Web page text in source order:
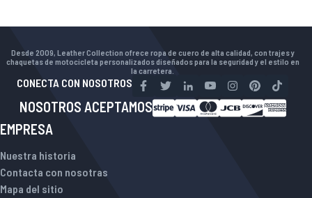
Desde 2009, Leather Collection ofrece ropa de cuero de alta calidad, con trajes y
chaquetas de motocicleta personalizados diseñados para la seguridad y el estilo en
la carretera.
CONECTA CON NOSOTROS
NOSOTROS ACEPTAMOS
EMPRESA
Nuestra historia
Contacta con nosotras
Mapa del sitio